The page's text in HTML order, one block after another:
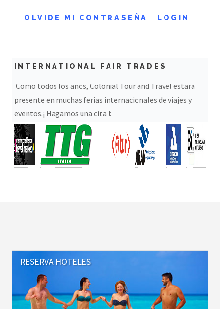
OLVIDE MI CONTRASEÑA LOGIN
INTERNATIONAL FAIR TRADES
Como todos los años, Colonial Tour and Travel estara
presente en muchas ferias internacionales de viajes y
eventos.¡ Hagamos una cita !:
RESERVA HOTELES